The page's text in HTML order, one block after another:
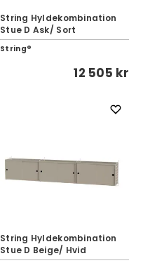
String Hyldekombination
Stue D Ask/ Sort
String®
12 505 kr
String Hyldekombination
Stue D Beige/ Hvid